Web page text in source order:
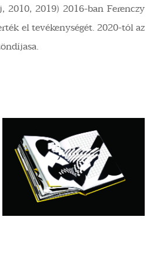
2010, 2019) 2016-ban Ferenczy
el tevékenységét. 2020-tól az